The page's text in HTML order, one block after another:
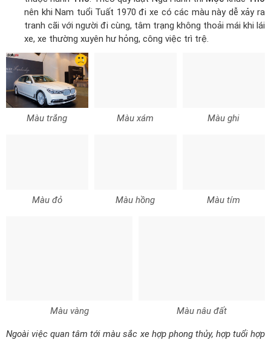
nên khi Nam tuổi Tuất 1970 đi xe có các màu này dễ xảy ra
tranh cãi với người đi cùng, tâm trạng không thoải mái khi lái
xe, xe thường xuyên hư hỏng, công việc trì trệ.
Màu trắng Màu xám Màu ghi
Màu đỏ Màu hồng Màu tím
Màu vàng Màu nâu đất
Ngoài việc quan tâm tới màu sắc xe hợp phong thủy, hợp tuổi hợp